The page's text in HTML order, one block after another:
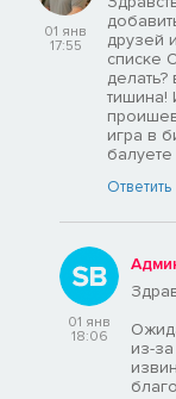
01 янв
17:55
друзей
списке
тишина!
игра в
балуете
Ответить
01 янв
18:06
из-